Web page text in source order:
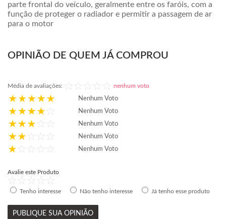
parte frontal do veículo, geralmente entre os faróis, com a
função de proteger o radiador e permitir a passagem de ar
para o motor
OPINIÃO DE QUEM JÁ COMPROU
Média de avaliações: nenhum voto
Nenhum Voto
Nenhum Voto
Nenhum Voto
Nenhum Voto
Nenhum Voto
Avalie este Produto
Tenho interesse Não tenho interesse Já tenho esse produto
PUBLIQUE SUA OPINIÃO